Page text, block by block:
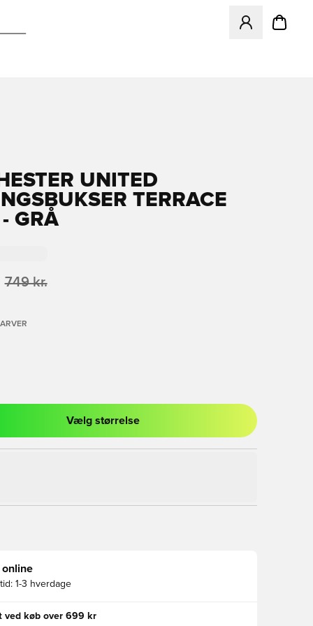
Åbner en
UNITED
TERRACE
- GRÅ
749 kr.
til at logge ind eller tilmelde dig som medlem
Vælg størrelse
online
1-3 hverdage
ved køb over 699 kr